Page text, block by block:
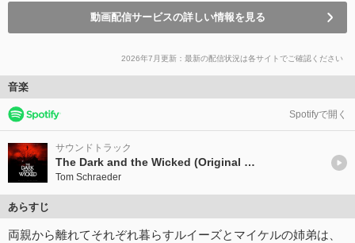
動画配信サービスの詳しい情報を見る
2026年7月更新：最新の配信状況は各サイトでご確認ください
音楽
Spotifyで開く
サウンドトラック
The Dark and the Wicked (Original Motion Picture Soundtrack)
Tom Schraeder
あらすじ
両親から離れてそれぞれ暮らすルイーズとマイケルの姉弟は、